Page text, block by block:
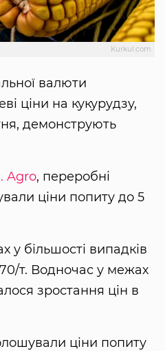
Kurkul.com
валюти
ціни на кукурудзу,
демонструють
Agro, переробні
ціни попиту до 5
у більшості випадків
т. Водночас у межах
зростання цін в
ціни попиту